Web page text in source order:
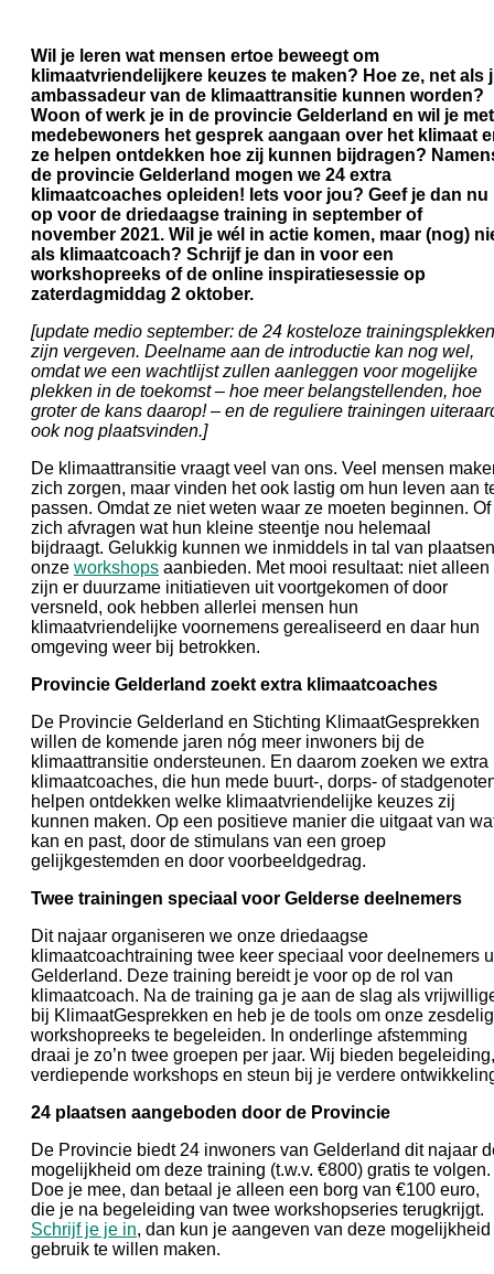
Wil je leren wat mensen ertoe beweegt om
klimaatvriendelijkere keuzes te maken? Hoe ze, net als
ambassadeur van de klimaattransitie kunnen worden?
Woon of werk je in de provincie Gelderland en wil je met
medebewoners het gesprek aangaan over het klimaat
ze helpen ontdekken hoe zij kunnen bijdragen?
de provincie Gelderland mogen we 24 extra
klimaatcoaches opleiden! Iets voor jou? Geef je dan nu
op voor de driedaagse training in september of
november 2021. Wil je wél in actie komen, maar (nog)
als klimaatcoach? Schrijf je dan in voor een
workshopreeks of de online inspiratiesessie op
zaterdagmiddag 2 oktober.
[update medio september: de 24 kosteloze trainingsplekken
zijn vergeven. Deelname aan de introductie kan nog wel,
omdat we een wachtlijst zullen aanleggen voor mogelijke
plekken in de toekomst – hoe meer belangstellenden, hoe
groter de kans daarop! – en de reguliere trainingen
ook nog plaatsvinden.]
De klimaattransitie vraagt veel van ons. Veel mensen
zich zorgen, maar vinden het ook lastig om hun leven aan
passen. Omdat ze niet weten waar ze moeten beginnen. Of
zich afvragen wat hun kleine steentje nou helemaal
bijdraagt. Gelukkig kunnen we inmiddels in tal van plaatsen
onze workshops aanbieden. Met mooi resultaat: niet alleen
zijn er duurzame initiatieven uit voortgekomen of door
versneld, ook hebben allerlei mensen hun
klimaatvriendelijke voornemens gerealiseerd en daar hun
omgeving weer bij betrokken.
Provincie Gelderland zoekt extra klimaatcoaches
De Provincie Gelderland en Stichting KlimaatGesprekken
willen de komende jaren nóg meer inwoners bij de
klimaattransitie ondersteunen. En daarom zoeken we extra
klimaatcoaches, die hun mede buurt-, dorps- of
helpen ontdekken welke klimaatvriendelijke keuzes zij
kunnen maken. Op een positieve manier die uitgaat van
kan en past, door de stimulans van een groep
gelijkgestemden en door voorbeeldgedrag.
Twee trainingen speciaal voor Gelderse deelnemers
Dit najaar organiseren we onze driedaagse
klimaatcoachtraining twee keer speciaal voor deelnemers
Gelderland. Deze training bereidt je voor op de rol van
klimaatcoach. Na de training ga je aan de slag als
bij KlimaatGesprekken en heb je de tools om onze
workshopreeks te begeleiden. In onderlinge afstemming
draai je zo’n twee groepen per jaar. Wij bieden begeleiding,
verdiepende workshops en steun bij je verdere
24 plaatsen aangeboden door de Provincie
De Provincie biedt 24 inwoners van Gelderland dit najaar
mogelijkheid om deze training (t.w.v. €800) gratis te volgen.
Doe je mee, dan betaal je alleen een borg van €100 euro,
die je na begeleiding van twee workshopseries terugkrijgt.
Schrijf je je in, dan kun je aangeven van deze mogelijkheid
gebruik te willen maken.